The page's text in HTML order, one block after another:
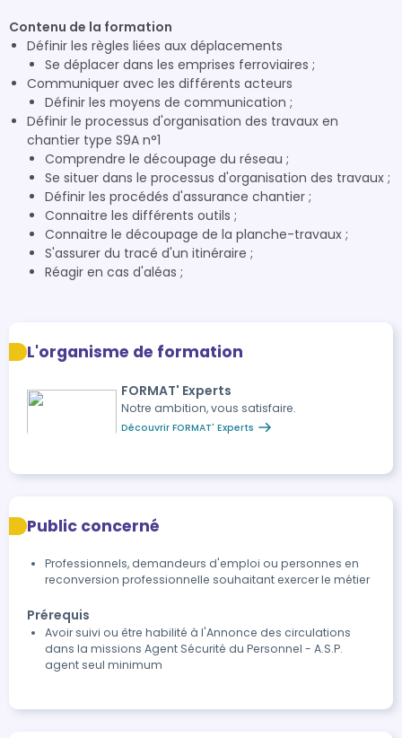
Contenu de la formation
Définir les règles liées aux déplacements
Se déplacer dans les emprises ferroviaires ;
Communiquer avec les différents acteurs
Définir les moyens de communication ;
Définir le processus d'organisation des travaux en
chantier type S9A n°1
Comprendre le découpage du réseau ;
Se situer dans le processus d'organisation des travaux ;
Définir les procédés d'assurance chantier ;
Connaitre les différents outils ;
Connaitre le découpage de la planche-travaux ;
S'assurer du tracé d'un itinéraire ;
Réagir en cas d'aléas ;
L'organisme de formation
FORMAT' Experts
Notre ambition, vous satisfaire.
Découvrir FORMAT' Experts
Public concerné
Professionnels, demandeurs d'emploi ou personnes en
reconversion professionnelle souhaitant exercer le métier
Prérequis
Avoir suivi ou être habilité à l'Annonce des circulations
dans la missions Agent Sécurité du Personnel - A.S.P.
agent seul minimum